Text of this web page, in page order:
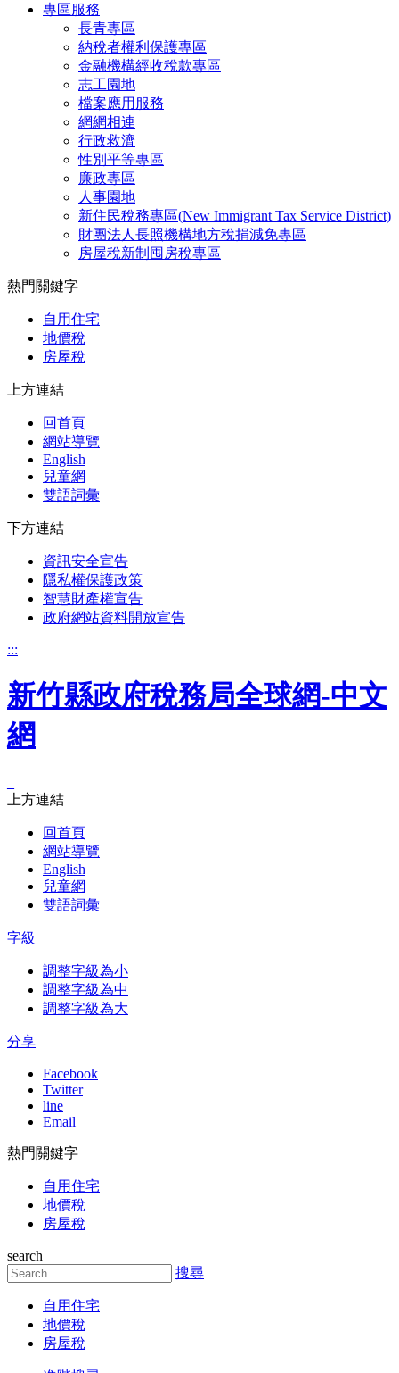
專區服務
長青專區
納稅者權利保護專區
金融機構經收稅款專區
志工園地
檔案應用服務
網網相連
行政救濟
性別平等專區
廉政專區
人事園地
新住民稅務專區(New Immigrant Tax Service District)
財團法人長照機構地方稅捐減免專區
房屋稅新制囤房稅專區
熱門關鍵字
自用住宅
地價稅
房屋稅
上方連結
回首頁
網站導覽
English
兒童網
雙語詞彙
下方連結
資訊安全宣告
隱私權保護政策
智慧財產權宣告
政府網站資料開放宣告
:::
新竹縣政府稅務局全球網-中文
網
上方連結
回首頁
網站導覽
English
兒童網
雙語詞彙
字級
調整字級為小
調整字級為中
調整字級為大
分享
Facebook
Twitter
line
Email
熱門關鍵字
自用住宅
地價稅
房屋稅
search
搜尋
自用住宅
地價稅
房屋稅